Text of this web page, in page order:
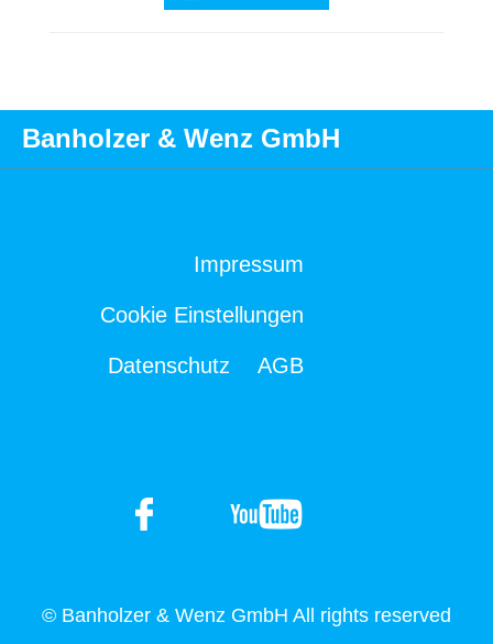
Banholzer & Wenz GmbH
Impressum
Cookie Einstellungen
Datenschutz AGB
© Banholzer & Wenz GmbH All rights reserved